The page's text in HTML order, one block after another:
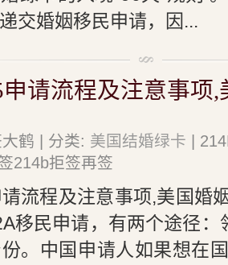
交婚姻移民申请，因...
请流程及注意事项
鹤 | 分类: 美国结婚绿卡 |
214b拒签再签
流程及注意事项,美国婚
移民申请，有两个途径
。中国申请人如果想在